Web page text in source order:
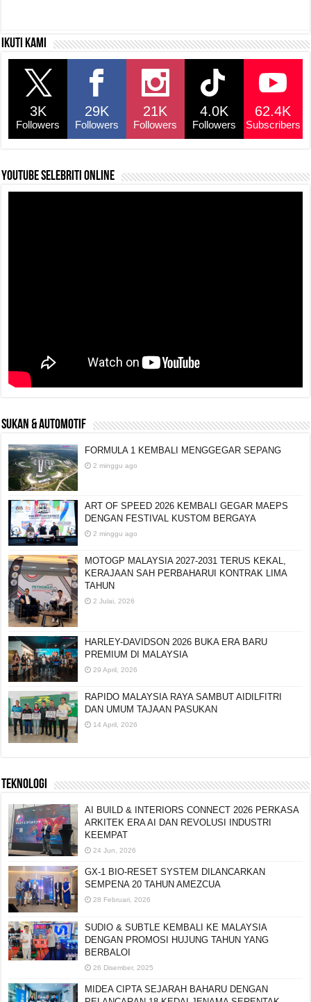
c
e
b
o
o
k
s
p
a
y
Li
n
k
e
Ikuti kami
3K
Followers
29K
Followers
21K
Followers
4.0K
Followers
62.4K
Subscribers
YouTube selebriti online
SUKAN & AUTOMOTIF
FORMULA 1 KEMBALI MENGGEGAR SEPANG
2 minggu ago
ART OF SPEED 2026 KEMBALI GEGAR MAEPS
DENGAN FESTIVAL KUSTOM BERGAYA
2 minggu ago
MOTOGP MALAYSIA 2027-2031 TERUS KEKAL,
KERAJAAN SAH PERBAHARUI KONTRAK LIMA
TAHUN
2 Julai, 2026
HARLEY-DAVIDSON 2026 BUKA ERA BARU
PREMIUM DI MALAYSIA
29 April, 2026
RAPIDO MALAYSIA RAYA SAMBUT AIDILFITRI
DAN UMUM TAJAAN PASUKAN
14 April, 2026
TEKNOLOGI
AI BUILD & INTERIORS CONNECT 2026 PERKASA
ARKITEK ERA AI DAN REVOLUSI INDUSTRI
KEEMPAT
24 Jun, 2026
GX-1 BIO-RESET SYSTEM DILANCARKAN
SEMPENA 20 TAHUN AMEZCUA
28 Februari, 2026
SUDIO & SUBTLE KEMBALI KE MALAYSIA
DENGAN PROMOSI HUJUNG TAHUN YANG
BERBALOI
26 Disember, 2025
MIDEA CIPTA SEJARAH BAHARU DENGAN